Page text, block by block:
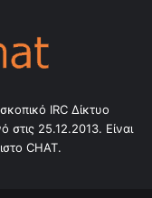
IRC Δίκτυο
στις 25.12.2013. Είναι
CHAT.